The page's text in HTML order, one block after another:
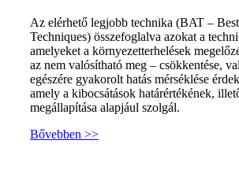
Az elérhető legjobb technika (BAT –
Techniques) összefoglalva azokat a
amelyeket a környezetterhelések
az nem valósítható meg – csökkentése,
egészére gyakorolt hatás mérséklése
amely a kibocsátások határértékének,
megállapítása alapjául szolgál.
Bővebben >>